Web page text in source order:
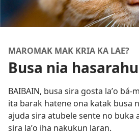
MAROMAK MAK KRIA KA LAE?
Busa nia
BAIBAIN, busa sira gosta laʼo
ita barak hatene ona katak busa
ajuda sira atubele sente no buka
sira laʼo iha nakukun laran.